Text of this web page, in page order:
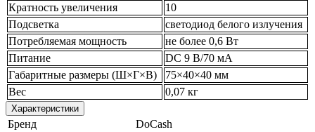
Кратность увеличения
10
Подсветка
светодиод белого излучения
Потребляемая мощность
не более 0,6 Вт
Питание
DC 9 B/70 мА
Габаритные размеры (Ш×Г×В)
75×40×40 мм
Вес
0,07 кг
Характеристики
Бренд
DoCash